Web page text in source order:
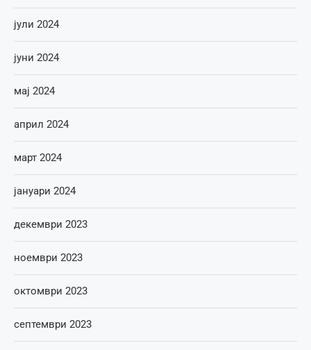
јули 2024
јуни 2024
мај 2024
април 2024
март 2024
јануари 2024
декември 2023
ноември 2023
октомври 2023
септември 2023